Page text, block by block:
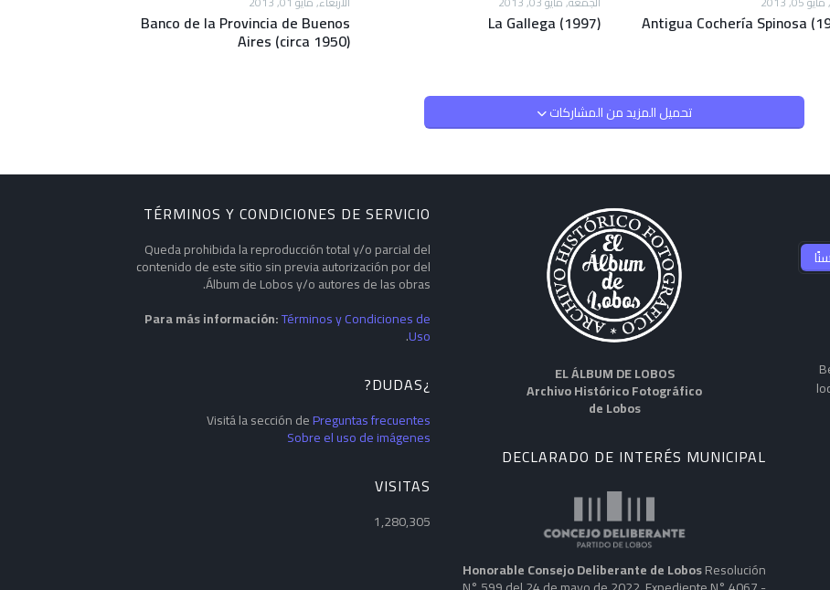
Antigua Cochería Spinosa
La Gallega (1997)
Banco de la Provincia de Buenos
Aires (circa 1950)
تحميل المزيد من المشاركات
EL ÁLBUM DE LOBOS
Archivo Histórico Fotográfico
de Lobos
DECLARADO DE INTERÉS MUNICIPAL
Honorable Consejo Deliberante de LobosResolución
TÉRMINOS Y CONDICIONES DE SERVICIO
Queda prohibida la reproducción total y/o parcial del
contenido de este sitio sin previa autorización por del
Álbum de Lobos y/o autores de las obras.
Para más información:Términos y Condiciones de
Uso
.
¿DUDAS?
Visitá la sección dePreguntas frecuentes
Sobre el uso de imágenes
VISITAS
1,280,305